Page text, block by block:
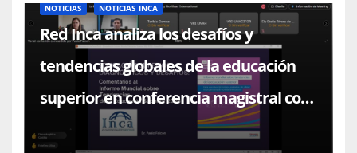
NOTICIAS NOTICIAS INCA
Red Inca analiza los desafíos y
tendencias globales de la educación
superior en conferencia magistral con
el Dr. Paulo Falcón